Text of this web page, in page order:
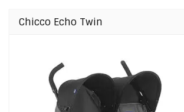
Chicco Echo Twin